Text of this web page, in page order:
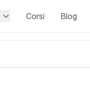
Corsi Blog